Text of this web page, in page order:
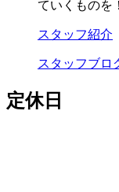
ていくものを
スタッフ紹介
スタッフブロ
定休日